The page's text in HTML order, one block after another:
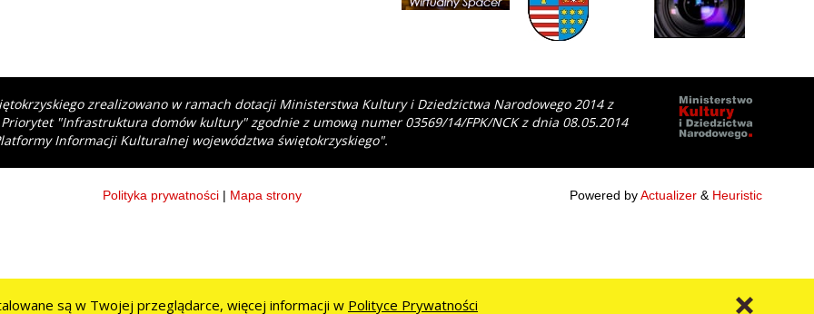
zrealizowano w ramach dotacji Ministerstwa Kultury i Dziedzictwa Narodowego 2014 z
"Infrastruktura domów kultury" zgodnie z umową numer 03569/14/FPK/NCK z dnia 08.05.2014
Informacji Kulturalnej województwa świętokrzyskiego".
Powered byActualizer & Heuristic
Polityka prywatności | Mapa strony
są w Twojej przeglądarce, więcej informacji w Polityce Prywatności